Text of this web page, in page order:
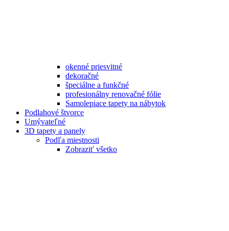
okenné priesvitné
dekoračné
špeciálne a funkčné
profesionálny renovačné fólie
Samolepiace tapety na nábytok
Podlahové štvorce
Umývateľné
3D tapety a panely
Podľa miestnosti
Zobraziť všetko